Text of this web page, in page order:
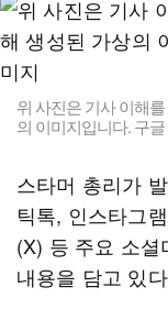
위 사진은 기사 이해
의 이미지입니다. 구
스타머 총리가
틱톡, 인스타그
(X) 등 주요 소
내용을 담고 있